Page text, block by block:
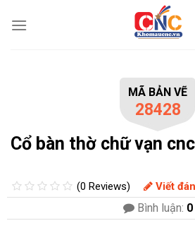
MÃ BẢN VẼ
28428
Cổ bàn thờ chữ vạn cnc
(0 Reviews) Viết
Bình luận: 0